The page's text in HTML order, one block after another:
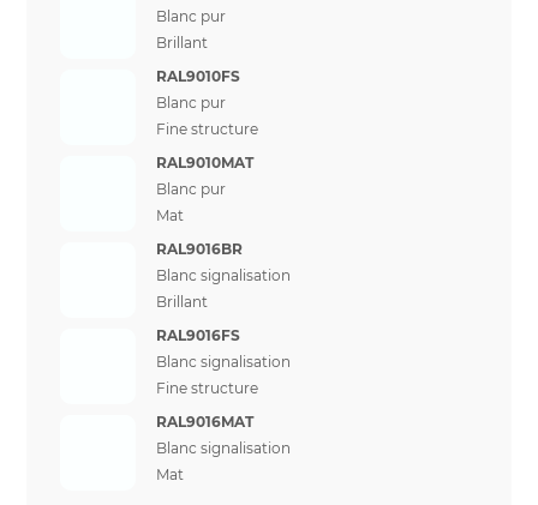
Blanc pur
Brillant
RAL9010FS
Blanc pur
Fine structure
RAL9010MAT
Blanc pur
Mat
RAL9016BR
Blanc signalisation
Brillant
RAL9016FS
Blanc signalisation
Fine structure
RAL9016MAT
Blanc signalisation
Mat